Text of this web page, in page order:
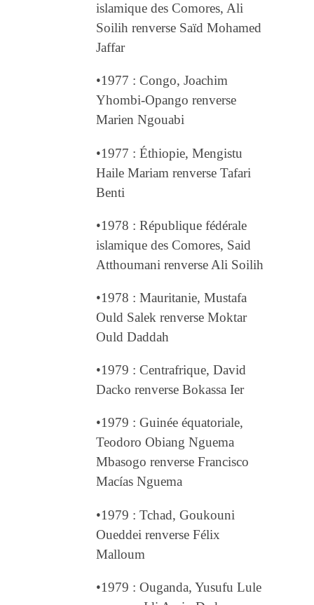
islamique des Comores, Ali
Soilih renverse Saïd Mohamed
Jaffar
•1977 : Congo, Joachim
Yhombi-Opango renverse
Marien Ngouabi
•1977 : Éthiopie, Mengistu
Haile Mariam renverse Tafari
Benti
•1978 : République fédérale
islamique des Comores, Said
Atthoumani renverse Ali Soilih
•1978 : Mauritanie, Mustafa
Ould Salek renverse Moktar
Ould Daddah
•1979 : Centrafrique, David
Dacko renverse Bokassa Ier
•1979 : Guinée équatoriale,
Teodoro Obiang Nguema
Mbasogo renverse Francisco
Macías Nguema
•1979 : Tchad, Goukouni
Oueddei renverse Félix
Malloum
•1979 : Ouganda, Yusufu Lule